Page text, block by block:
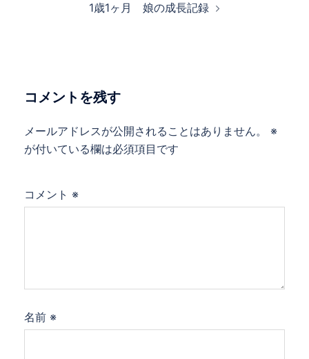
ョ
1歳1ヶ月 娘の成長記録
コメントを残す
メールアドレスが公開されることはありません。
※
が付いている欄は必須項目です
コメント ※
名前 ※